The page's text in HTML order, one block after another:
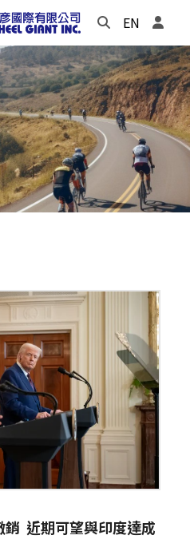
EN
近期可望與印度達成